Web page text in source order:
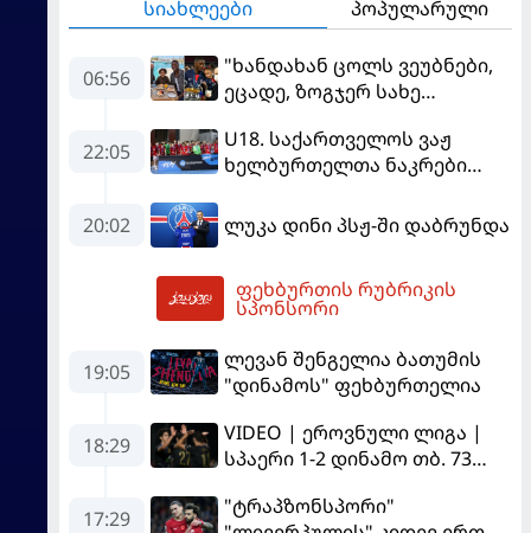
სიახლეები პოპულარული
06:56
"ხანდახან ცოლს ვეუბნები,
ეცადე, ზოგჯერ სახე
ამას მპასუხობს..." -
დემბელემ მეუღლის შესახებ
22:05
U18. საქართველოს ვაჟ
ხელბურთელთა ნაკრები
დაწინაურდა
20:02 ლუკა დინი პსჟ-ში დაბრუნდა
ფეხბურთის რუბრიკის
სპონსორი
19:05
ლევან შენგელია ბათუმის
"დინამოს" ფეხბურთელია
18:29
VIDEO | ეროვნული ლიგა |
სპაერი 1-2 დინამო თბ. 73
დაამთავრა...
17:29
"ტრაპზონსპორი"